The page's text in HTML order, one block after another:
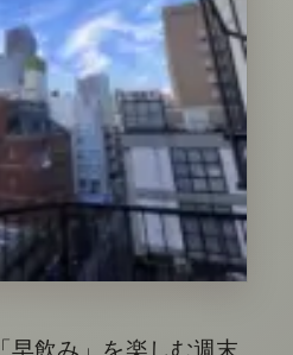
早飲み」を楽しむ週末